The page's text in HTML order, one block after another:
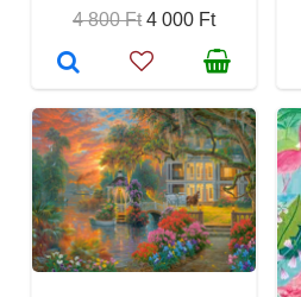
4 800 Ft 4 000 Ft